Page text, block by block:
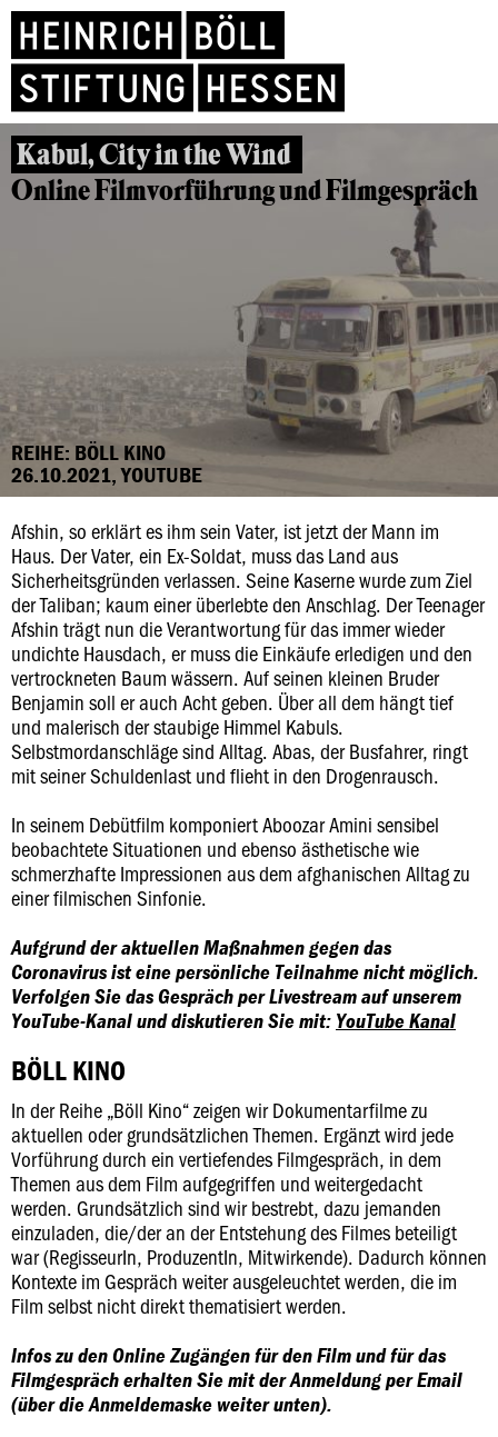
Kabul, City in the Wind
Online Filmvorführung und Filmgespräch
REIHE: BÖLL KINO
26.10.2021, YOUTUBE
Afshin, so erklärt es ihm sein Vater, ist jetzt der Mann im
Haus. Der Vater, ein Ex-Soldat, muss das Land aus
Sicherheitsgründen verlassen. Seine Kaserne wurde zum Ziel
der Taliban; kaum einer überlebte den Anschlag. Der Teenager
Afshin trägt nun die Verantwortung für das immer wieder
undichte Hausdach, er muss die Einkäufe erledigen und den
vertrockneten Baum wässern. Auf seinen kleinen Bruder
Benjamin soll er auch Acht geben. Über all dem hängt tief
und malerisch der staubige Himmel Kabuls.
Selbstmordanschläge sind Alltag. Abas, der Busfahrer, ringt
mit seiner Schuldenlast und flieht in den Drogenrausch.
In seinem Debütfilm komponiert Aboozar Amini sensibel
beobachtete Situationen und ebenso ästhetische wie
schmerzhafte Impressionen aus dem afghanischen Alltag zu
einer filmischen Sinfonie.
Aufgrund der aktuellen Maßnahmen gegen das
Coronavirus ist eine persönliche Teilnahme nicht möglich.
Verfolgen Sie das Gespräch per Livestream auf unserem
YouTube-Kanal und diskutieren Sie mit: YouTube Kanal
BÖLL KINO
In der Reihe „Böll Kino“ zeigen wir Dokumentarfilme zu
aktuellen oder grundsätzlichen Themen. Ergänzt wird jede
Vorführung durch ein vertiefendes Filmgespräch, in dem
Themen aus dem Film aufgegriffen und weitergedacht
werden. Grundsätzlich sind wir bestrebt, dazu jemanden
einzuladen, die/der an der Entstehung des Filmes beteiligt
war (RegisseurIn, ProduzentIn, Mitwirkende). Dadurch können
Kontexte im Gespräch weiter ausgeleuchtet werden, die im
Film selbst nicht direkt thematisiert werden.
Infos zu den Online Zugängen für den Film und für das
Filmgespräch erhalten Sie mit der Anmeldung per Email
(über die Anmeldemaske weiter unten).